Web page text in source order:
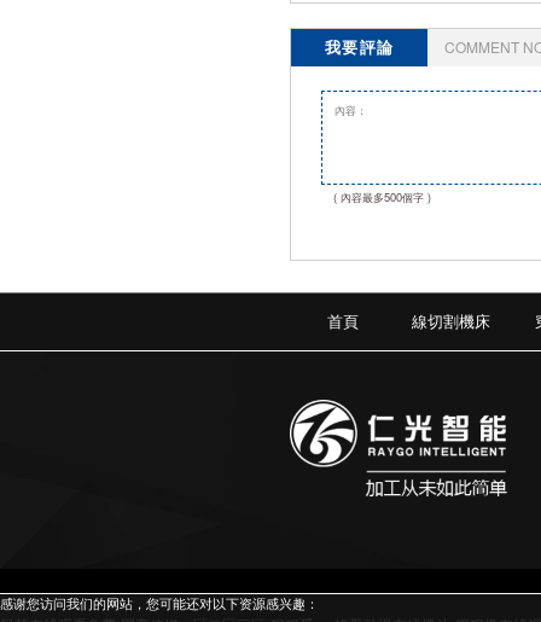
我要評論 COMMENT
( 內容最多500個字 )
首頁 線切割機床
感谢您访问我们的网站，您可能还对以下资源感兴趣：